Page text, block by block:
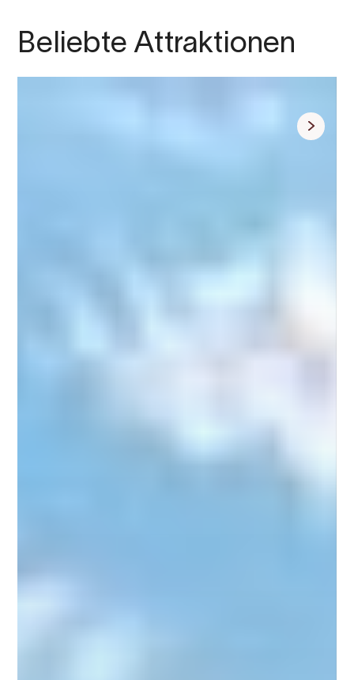
Beliebte Attraktionen